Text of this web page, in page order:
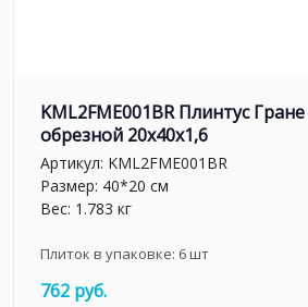
KML2FME001BR Плинтус
обрезной 20x40x1,6
Артикул: KML2FME001BR
Размер: 40*20 см
Вес: 1.783 кг
Плиток в упаковке: 6шт
762 руб.